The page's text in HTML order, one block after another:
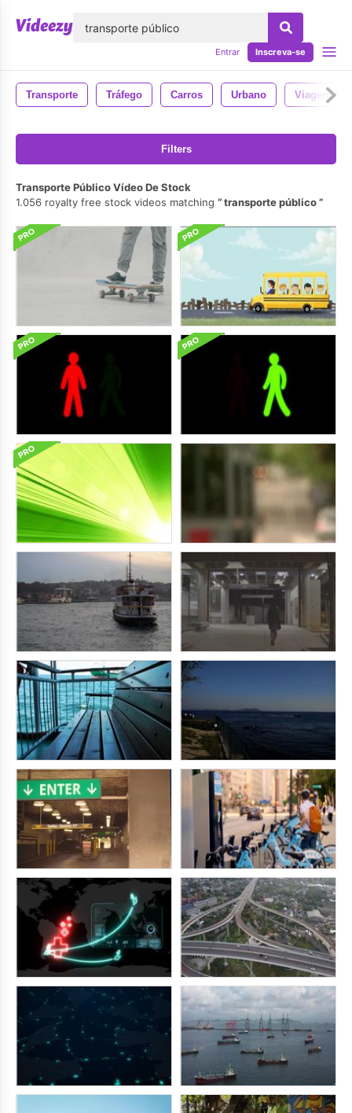
Entrar Inscreva-se
Transporte Tráfego Carros Urbano Viagem
Filters
Transporte Público Vídeo De Stock
1.056 royalty free stock videos matching
transporte público